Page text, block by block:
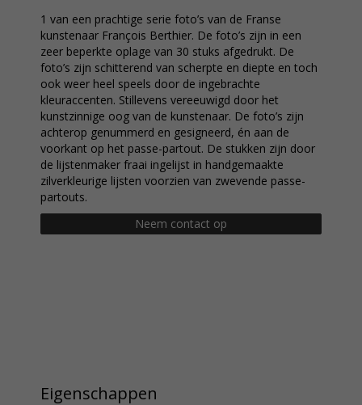
1 van een prachtige serie foto’s van de Franse
kunstenaar François Berthier. De foto’s zijn in een
zeer beperkte oplage van 30 stuks afgedrukt. De
foto’s zijn schitterend van scherpte en diepte en toch
ook weer heel speels door de ingebrachte
kleuraccenten. Stillevens vereeuwigd door het
kunstzinnige oog van de kunstenaar. De foto’s zijn
achterop genummerd en gesigneerd, én aan de
voorkant op het passe-partout. De stukken zijn door
de lijstenmaker fraai ingelijst in handgemaakte
zilverkleurige lijsten voorzien van zwevende passe-
partouts.
Neem contact op
Eigenschappen